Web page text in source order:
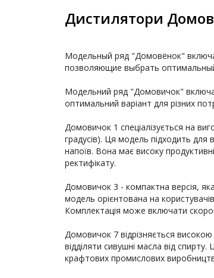
Дистилятори
Модельный ряд "Домовёнок"
позволяющие выбрать
Модельний ряд "Домовичок"
оптимальний варіант для різних
Домовичок 1 спеціалізується на
градусів). Ця модель підходить
напоїв. Вона має високу
ректифікату.
Домовичок 3 - компактна версія,
модель орієнтована на
Комплектація може включати
Домовичок 7 відрізняється
відділяти сивушні масла від
крафтових промислових